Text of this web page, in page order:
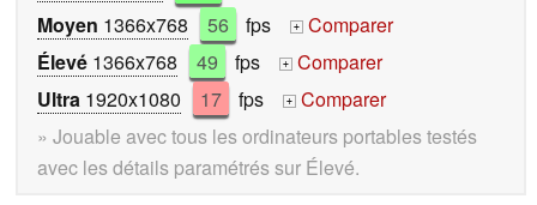
Moyen 1366x768 56 fps +
Comparer
Élevé 1366x768 49 fps +
Comparer
Ultra 1920x1080 17 fps +
Comparer
» Jouable avec tous les ordinateurs portables testés
avec les détails paramétrés sur Élevé.